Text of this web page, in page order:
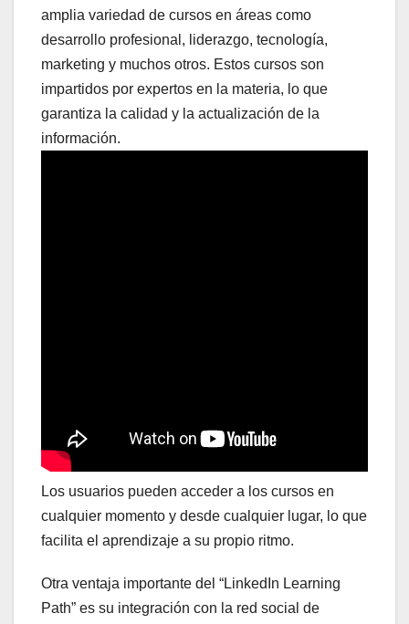
amplia variedad de cursos en áreas como
desarrollo profesional, liderazgo, tecnología,
marketing y muchos otros. Estos cursos son
impartidos por expertos en la materia, lo que
garantiza la calidad y la actualización de la
información.
Los usuarios pueden acceder a los cursos en
cualquier momento y desde cualquier lugar, lo que
facilita el aprendizaje a su propio ritmo.
Otra ventaja importante del “LinkedIn Learning
Path” es su integración con la red social de